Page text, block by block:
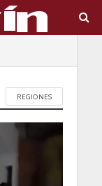
REGIONES